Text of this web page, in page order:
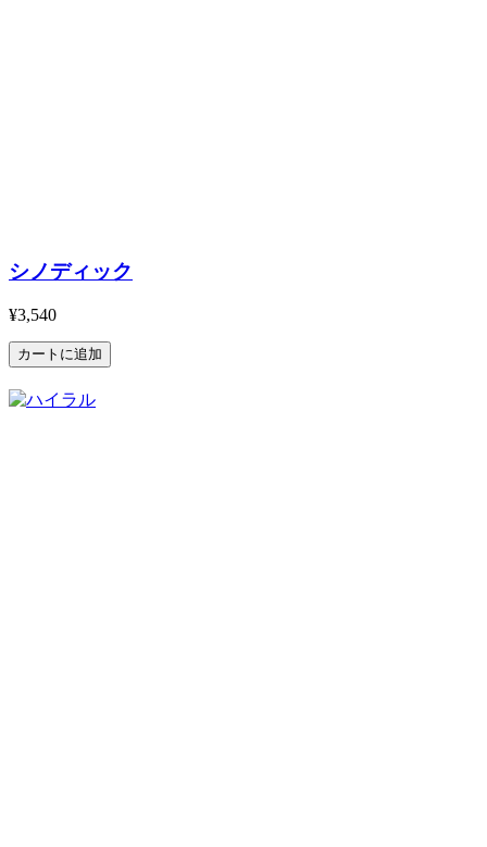
シノディック
¥3,540